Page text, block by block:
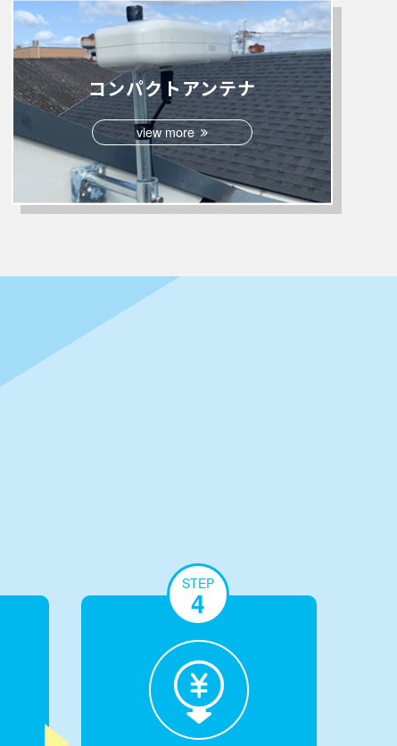
コンパクトアンテナ
view more
STEP
4